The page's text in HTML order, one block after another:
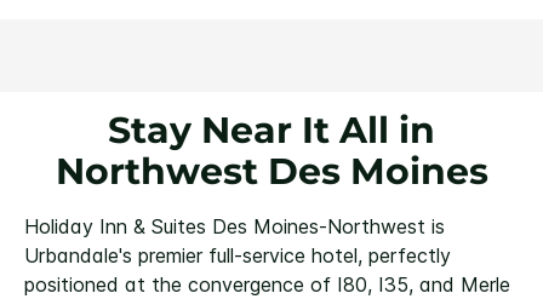
Stay Near It All in
Northwest Des Moines
Holiday Inn & Suites Des Moines-Northwest is
Urbandale's premier full-service hotel, perfectly
positioned at the convergence of I80, I35, and Merle